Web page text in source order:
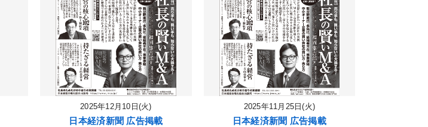
2025年12月10日(火)
日本経済新聞 広告掲載
2025年11月25日(火)
日本経済新聞 広告掲載